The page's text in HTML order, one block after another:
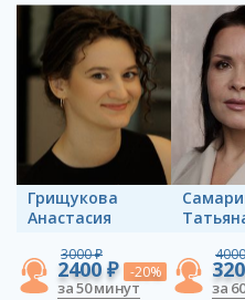
Грищукова
Анастасия
3000 ₽
2400 ₽ -20%
за 50 минут за